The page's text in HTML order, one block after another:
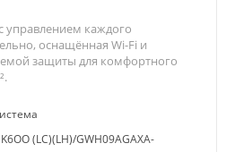
управлением каждого
оснащённая Wi-Fi и
защиты для комфортного
(LC)(LH)/GWH09AGAXA-